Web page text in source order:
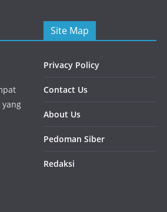
Site Map
Privacy Policy
Contact Us
About Us
Pedoman Siber
Redaksi